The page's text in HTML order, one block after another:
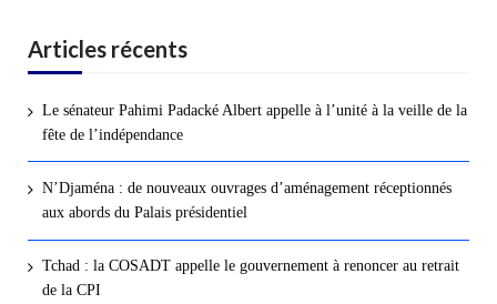
Articles récents
Le sénateur Pahimi Padacké Albert appelle à l’unité à la veille de la
fête de l’indépendance
N’Djaména : de nouveaux ouvrages d’aménagement réceptionnés
aux abords du Palais présidentiel
Tchad : la COSADT appelle le gouvernement à renoncer au retrait
de la CPI